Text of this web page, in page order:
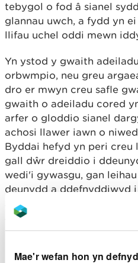
Mae'r wefan hon yn
tebygol o fod â sianel
glannau uwch, a fydd yn
llifau uchel oddi mewn
Yn ystod y gwaith
orbwmpio, neu greu
dro er mwyn creu safle
gwaith o adeiladu cored
arfer o gloddio sianel
achosi llawer iawn o
Byddai hefyd yn peri
gall dŵr dreiddio i
wedi'i gywasgu, gan
deunydd a ddefnyddiwyd
sianel o ganlyniad, a
ailagor yn ddiweddarach
llifogydd.